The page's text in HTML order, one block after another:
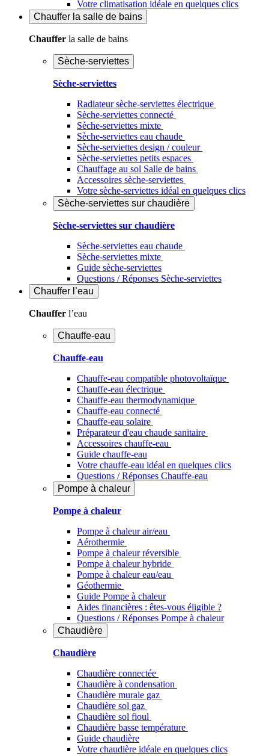
Votre climatisation idéale en quelques clics
Chauffer la salle de bains
Chauffer la salle de bains
Sèche-serviettes
Sèche-serviettes
Radiateur sèche-serviettes électrique
Sèche-serviettes connecté
Sèche-serviettes mixte
Sèche-serviettes eau chaude
Sèche-serviettes design / couleur
Sèche-serviettes petits espaces
Chauffage au sol Salle de bains
Accessoires sèche-serviettes
Votre sèche-serviettes idéal en quelques clics
Sèche-serviettes sur chaudière
Sèche-serviettes sur chaudière
Sèche-serviettes eau chaude
Sèche-serviettes mixte
Guide sèche-serviettes
Questions / Réponses Sèche-serviettes
Chauffer l’eau
Chauffer l’eau
Chauffe-eau
Chauffe-eau
Chauffe-eau compatible photovoltaïque
Chauffe-eau électrique
Chauffe-eau thermodynamique
Chauffe-eau connecté
Chauffe-eau solaire
Préparateur d'eau chaude sanitaire
Accessoires chauffe-eau
Guide chauffe-eau
Votre chauffe-eau idéal en quelques clics
Questions / Réponses Chauffe-eau
Pompe à chaleur
Pompe à chaleur
Pompe à chaleur air/eau
Aérothermie
Pompe à chaleur réversible
Pompe à chaleur hybride
Pompe à chaleur​ eau/eau
Géothermie
Guide Pompe à chaleur
Aides financières : êtes-vous éligible ?
Questions / Réponses Pompe à chaleur
Chaudière
Chaudière
Chaudière connectée
Chaudière à condensation
Chaudière murale gaz
Chaudière sol gaz
Chaudière sol fioul
Chaudière basse température
Guide chaudière
Votre chaudière idéale en quelques clics